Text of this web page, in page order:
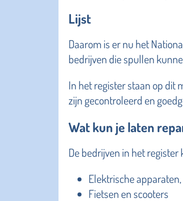
Lijst
Daarom is er nu het
bedrijven die spullen
In het register staan op dit
zijn gecontroleerd en
Wat kun je laten
De bedrijven in het
Elektrische
Fietsen en scooters